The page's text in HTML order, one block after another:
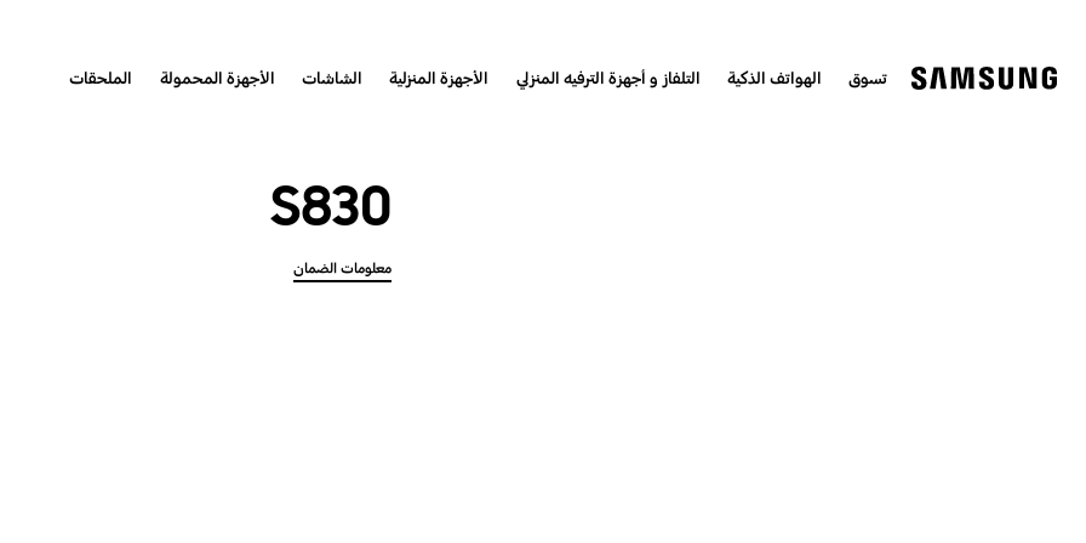
تسوق الهواتف الذكية التلفاز و أجهزة الترفيه المنزلي الأجهزة المنزلية الشاشات الأجهزة المحمولة الملحقات
S830
معلومات الضمان